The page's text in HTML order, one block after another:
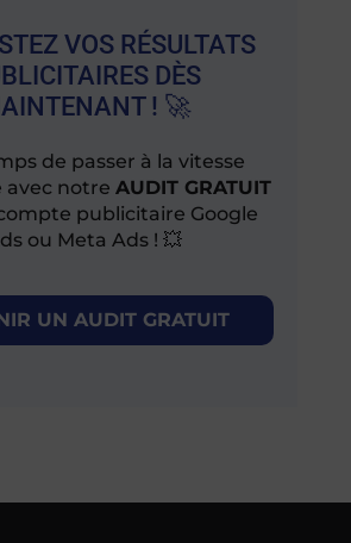
VOS RÉSULTATS
DÈS
! 🚀
de passer à la vitesse
avec notreAUDIT GRATUIT
publicitaire Google
ou Meta Ads ! 💥
UN AUDIT GRATUIT